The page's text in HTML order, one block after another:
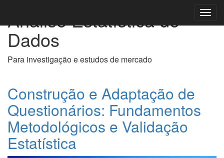
Análise Estatística de
Dados
Para investigação e estudos de mercado
Construção e Adaptação de
Questionários: Fundamentos
Metodológicos e Validação
Estatística